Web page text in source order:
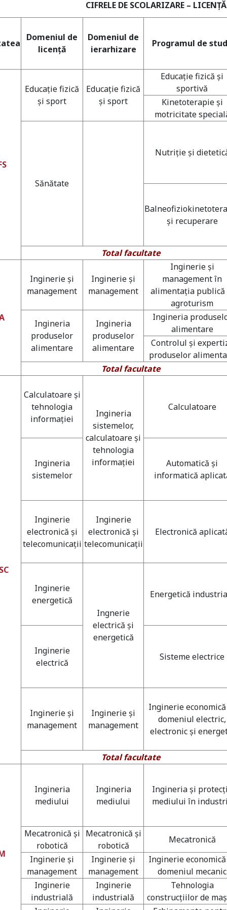
CIFRELE DE SCOLARIZARE –
Domeniul de
licenţă
Domeniul de
ierarhizare
Programul de
Educaţie fizică
şi sport
Educaţie fizică
şi sport
Educaţie fizică şi
sportivă
Kinetoterapie şi
motricitate
Sănătate
Nutriţie şi
şi recuperare
Total facultate
Inginerie şi
management
Inginerie şi
management
Inginerie şi
management în
alimentaţia publică
agroturism
Ingineria
produselor
alimentare
Ingineria
produselor
alimentare
Ingineria
alimentare
Controlul şi
produselor
Total facultate
Calculatoare şi
tehnologia
informaţiei
Ingineria
sistemelor,
calculatoare şi
tehnologia
informaţiei
Calculatoare
Ingineria
sistemelor
Automatică şi
informatică
Inginerie
electronică şi
telecomunicaţii
Inginerie
electronică şi
telecomunicaţii
Electronică
Inginerie
energetică
Ingnerie
electrică şi
energetică
Energetică
Inginerie
electrică
Sisteme electrice
Inginerie şi
management
Inginerie şi
management
Inginerie
domeniul electric,
electronic şi
Total facultate
Ingineria
mediului
Ingineria
mediului
Ingineria şi
mediului în
Mecatronică şi
robotică
Mecatronică şi
robotică
Mecatronică
Inginerie şi
management
Inginerie şi
management
Inginerie
domeniul mecanic
Inginerie
industrială
Inginerie
industrială
Tehnologia
construcţiilor de